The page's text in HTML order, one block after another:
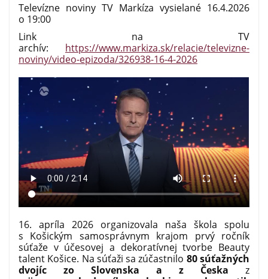
Televízne noviny TV Markíza vysielané 16.4.2026
o 19:00
Link na TV
archív:
https://www.markiza.sk/relacie/televizne-
noviny/video-epizoda/326938-16-4-2026
16. apríla 2026 organizovala naša škola spolu
s Košickým samosprávnym krajom prvý ročník
súťaže v účesovej a dekoratívnej tvorbe Beauty
talent Košice. Na súťaži sa zúčastnilo 80 súťažných
dvojíc zo Slovenska a z Česka
z